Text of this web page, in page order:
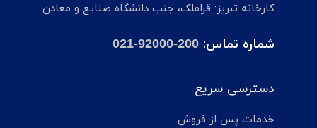
کارخانه تبریز: قراملک، جنب دانشگاه صنایع و معادن
شماره تماس: 021-92000-200
دسترسی سریع
خدمات پس از فروش